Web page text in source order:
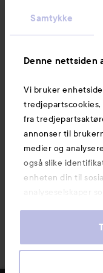
Samtykke
Denne nettsiden
Vi bruker
fra
annonser til
medier og
også slike
enheten din til
analyseselskaper
informasjon som
våre cookies ved å
informasjon om
Kundeservice
Informasjon
Også av